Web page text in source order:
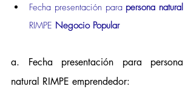
Fecha presentación para persona natural
RIMPE Negocio Popular
a. Fecha presentación para persona
natural RIMPE emprendedor: